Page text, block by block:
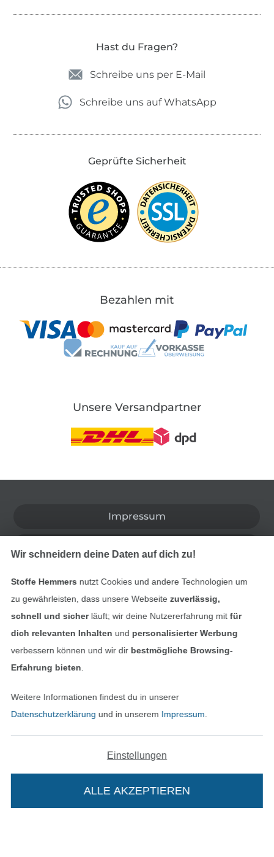
Hast du Fragen?
Schreibe uns per E-Mail
Schreibe uns auf WhatsApp
Geprüfte Sicherheit
Bezahlen mit
Unsere Versandpartner
Impressum
Datenschutz
Widerrufsrecht
Kontakt
Bestellung widerrufen
Wir schneidern deine Daten auf dich zu!
Stoffe Hemmers nutzt Cookies und andere Technologien um
zu gewährleisten, dass unsere Webseite zuverlässig,
schnell und sicherläuft; wir deine Nutzererfahrung mitfür
dich relevanten Inhalten und personalisierter Werbung
verbessern können und wir dir bestmögliche Browsing-
Erfahrung bieten
Weitere Informationen findest du in unserer
Datenschutzerklärung und in unserem Impressum
Einstellungen
ALLE AKZEPTIEREN